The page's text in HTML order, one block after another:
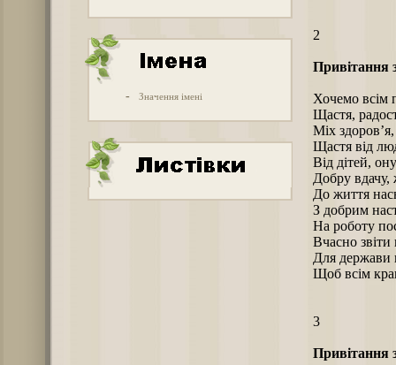
- Значення імені
2
Привітання
Хочемо всім
Щастя,
Міх
Щастя від
Від дітей,
Добру вдачу,
До життя
З добрим
На роботу
Вчасно звіти
Для держави
Щоб всім
3
Привітання